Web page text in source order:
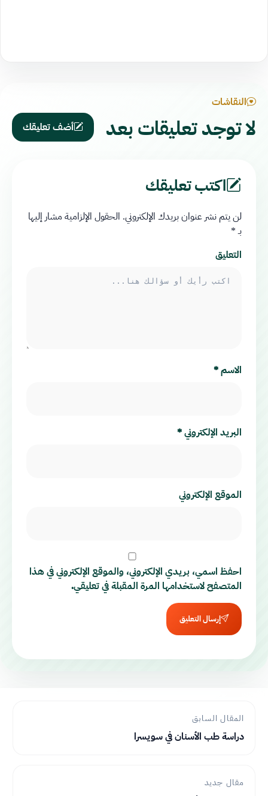
النقاشات
لا توجد تعليقات بعد أضف تعليقك
اكتب تعليقك
لن يتم نشر عنوان بريدك الإلكتروني. الحقول الإلزامية مشار إليها
بـ*
التعليق
الاسم*
البريد الإلكتروني*
الموقع الإلكتروني
احفظ اسمي، بريدي الإلكتروني، والموقع الإلكتروني في هذا
المتصفح لاستخدامها المرة المقبلة في تعليقي.
إرسال التعليق
المقال السابق
دراسة طب الأسنان في سويسرا
مقال جديد